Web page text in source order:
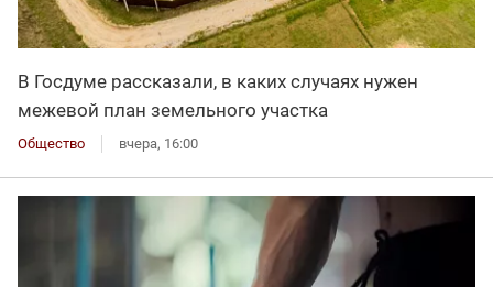
В Госдуме рассказали, в каких случаях нужен
межевой план земельного участка
Общество вчера, 16:00